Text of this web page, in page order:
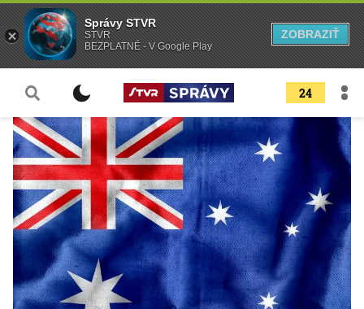
24
Správy STVR
STVR
BEZPLATNÉ - V Google Play
ZOBRAZIŤ